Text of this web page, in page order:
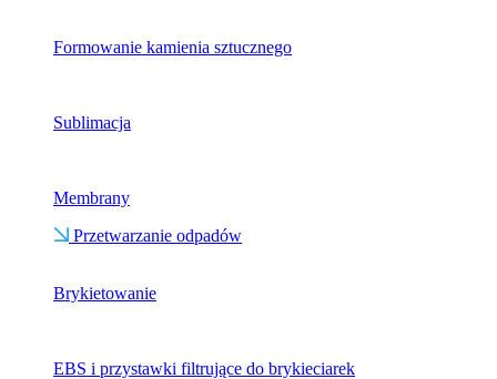
Formowanie kamienia sztucznego
Sublimacja
Membrany
Przetwarzanie odpadów
Brykietowanie
EBS i przystawki filtrujące do brykieciarek